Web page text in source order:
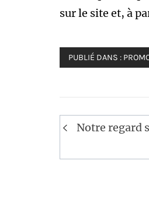
sur le site et, à
PUBLIÉ DANS :
Navigation
l’article
Notre regard